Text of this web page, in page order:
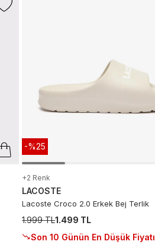
-%25
+2 Renk
LACOSTE
Lacoste Croco 2.0 Erkek Bej Terlik
1.999 TL1.499 TL
Son 10 Günün En Düşük Fiyatı